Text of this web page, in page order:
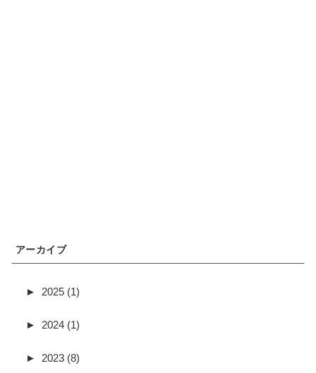
アーカイブ
► 2025 (1)
► 2024 (1)
► 2023 (8)